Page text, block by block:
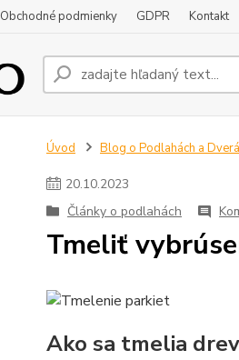
Obchodné podmienky GDPR Kontakt
Úvod Blog o Podlahách a
20.10.2023
Články o podlahách
Tmeliť
Ako sa tmelia